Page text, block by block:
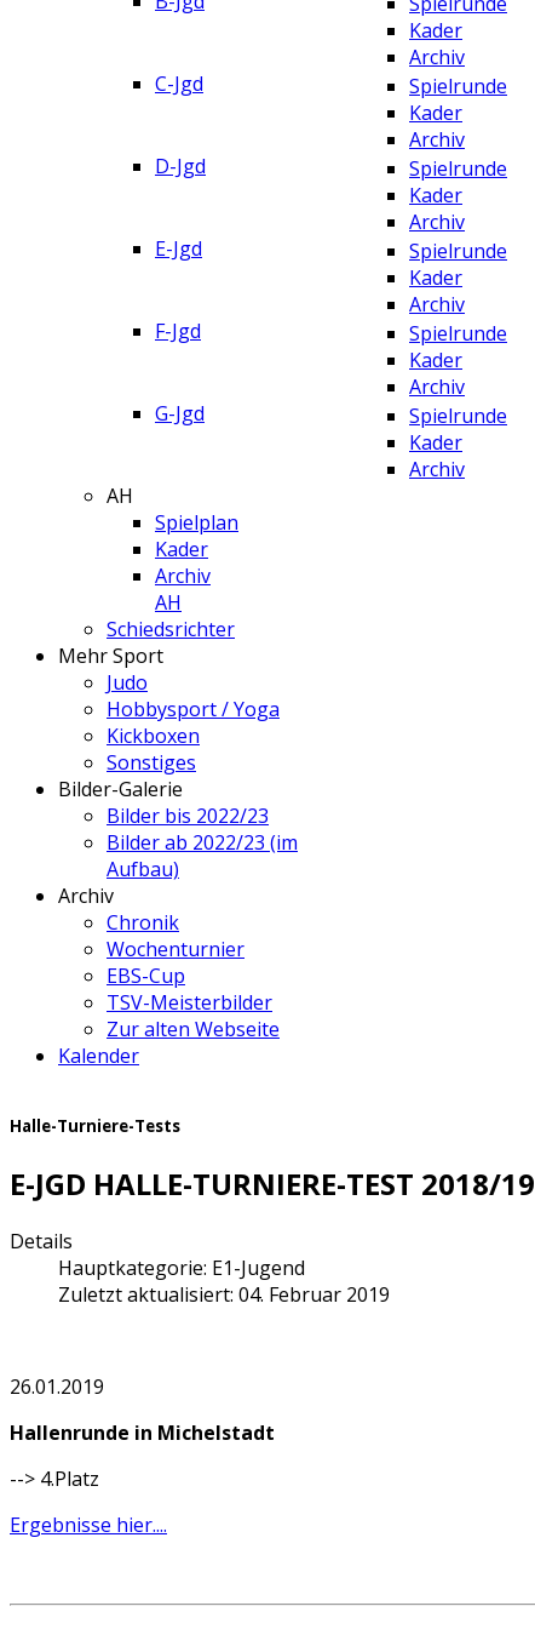
Kader
Archiv
C-Jgd
Spielrunde
Kader
Archiv
D-Jgd
Spielrunde
Kader
Archiv
E-Jgd
Spielrunde
Kader
Archiv
F-Jgd
Spielrunde
Kader
Archiv
G-Jgd
Spielrunde
Kader
Archiv
AH
Spielplan
Kader
Archiv
AH
Schiedsrichter
Mehr Sport
Judo
Hobbysport / Yoga
Kickboxen
Sonstiges
Bilder-Galerie
Bilder bis 2022/23
Bilder ab 2022/23 (im
Aufbau)
Archiv
Chronik
Wochenturnier
EBS-Cup
TSV-Meisterbilder
Zur alten Webseite
Kalender
Halle-Turniere-Tests
E-JGD HALLE-TURNIERE-TEST 2018/19
Details
Hauptkategorie: E1-Jugend
Zuletzt aktualisiert: 04. Februar 2019
26.01.2019
Hallenrunde in Michelstadt
--> 4.Platz
Ergebnisse hier....